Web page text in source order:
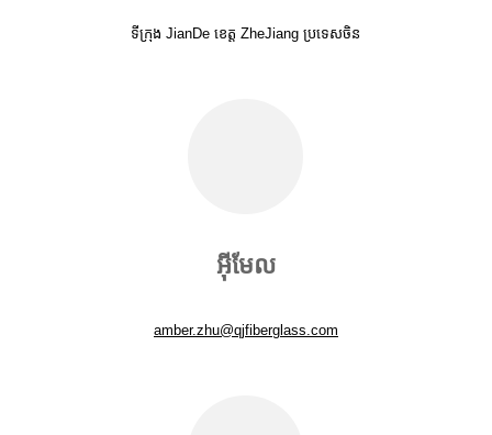
ទីក្រុង JianDe ខេត្ត ZheJiang ប្រទេសចិន
អ៊ីមែល
amber.zhu@qjfiberglass.com